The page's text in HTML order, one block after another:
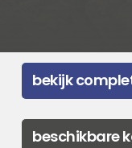
bekijk
beschikbare